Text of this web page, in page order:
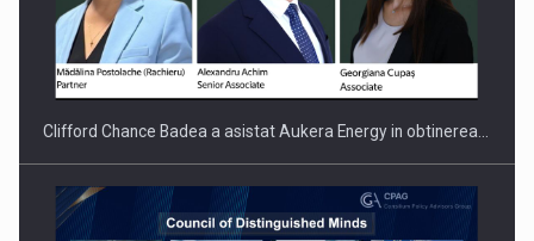
PUTTING ROMANIAN CORPORATE COMPANIES ON THE
INTERNATIONAL BUSINESS SCENE
Clifford Chance Badea a asistat Aukera Energy in obtinerea…